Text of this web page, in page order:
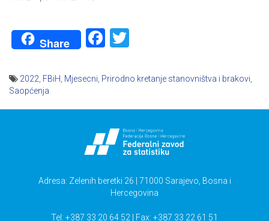
Share Facebook
2022 FBiH Mjesecni Prirodno kretanje stanovništva i brakovi
Saopćenja
Adresa: Zelenih beretki 26 | 71000 Sarajevo, Bosna i
Hercegovina
Tel: +387 33 20 64 52 | Fax: +387 33 22 61 51